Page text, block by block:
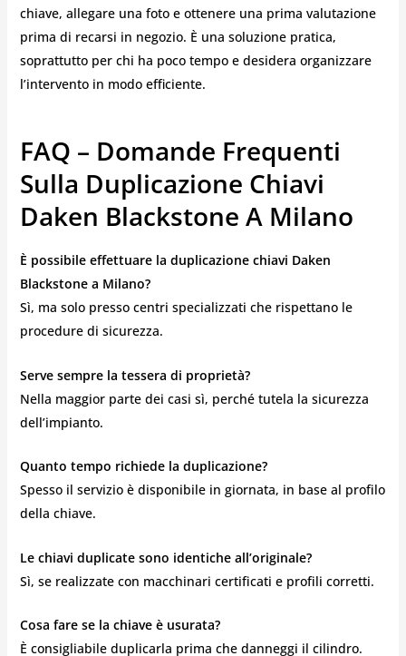
chiave, allegare una foto e ottenere una prima valutazione
prima di recarsi in negozio. È una soluzione pratica,
soprattutto per chi ha poco tempo e desidera organizzare
l’intervento in modo efficiente.
FAQ – Domande Frequenti
Sulla Duplicazione Chiavi
Daken Blackstone A Milano
È possibile effettuare la duplicazione chiavi Daken
Blackstone a Milano?
Sì, ma solo presso centri specializzati che rispettano le
procedure di sicurezza.
Serve sempre la tessera di proprietà?
Nella maggior parte dei casi sì, perché tutela la sicurezza
dell’impianto.
Quanto tempo richiede la duplicazione?
Spesso il servizio è disponibile in giornata, in base al profilo
della chiave.
Le chiavi duplicate sono identiche all’originale?
Sì, se realizzate con macchinari certificati e profili corretti.
Cosa fare se la chiave è usurata?
È consigliabile duplicarla prima che danneggi il cilindro.